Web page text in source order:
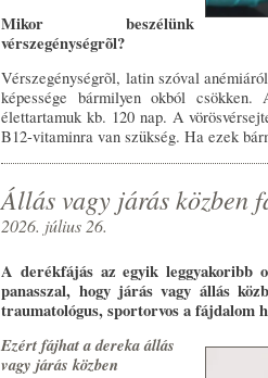
Mikor beszélünk
vérszegénységrõl?
Vérszegénységrõl, latin szóval
képessége bármilyen okból csökken.
élettartamuk kb. 120 nap. A
B12-vitaminra van szükség. Ha ezek
Állás vagy járás közben
2026. július 26.
A derékfájás az egyik leggyakoribb
panasszal, hogy járás vagy állás
traumatológus, sportorvos a fájdalom
Ezért fájhat a dereka állás
vagy járás közben